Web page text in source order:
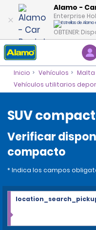
Alamo -
Enterprise
OBTENER:
Inicio Vehículos
Malta
Vehículos utilitarios
SUV
Verificar
compacto
* Indica los campos